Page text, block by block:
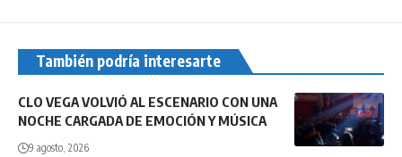
También podría interesarte
CLO VEGA VOLVIÓ AL ESCENARIO CON UNA
NOCHE CARGADA DE EMOCIÓN Y MÚSICA
9 agosto, 2026